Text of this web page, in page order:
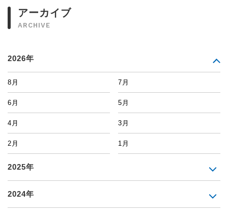
アーカイブ
ARCHIVE
2026年
8月 7月
6月 5月
4月 3月
2月 1月
2025年
2024年